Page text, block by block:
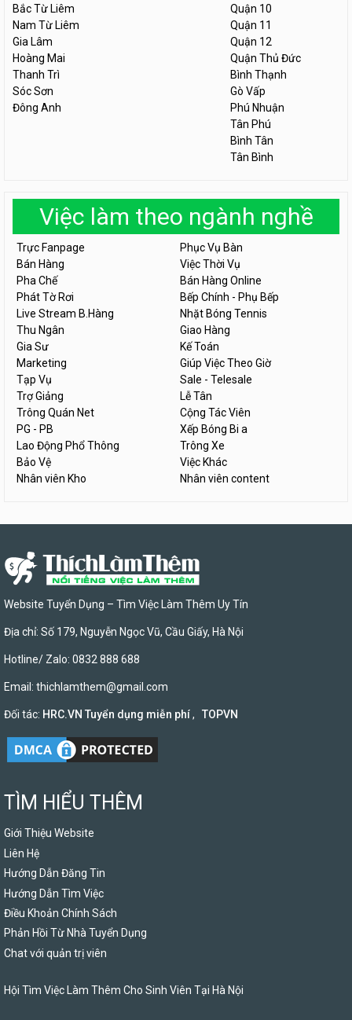
Bắc Từ Liêm
Nam Từ Liêm
Gia Lâm
Hoàng Mai
Thanh Trì
Sóc Sơn
Đông Anh
Quận 10
Quận 11
Quận 12
Quận Thủ Đức
Bình Thạnh
Gò Vấp
Phú Nhuận
Tân Phú
Bình Tân
Tân Bình
Việc làm theo ngành nghề
Trực Fanpage
Phục Vụ Bàn
Bán Hàng
Việc Thời Vụ
Pha Chế
Bán Hàng Online
Phát Tờ Rơi
Bếp Chính - Phụ Bếp
Live Stream B.Hàng
Nhặt Bóng Tennis
Thu Ngân
Giao Hàng
Gia Sư
Kế Toán
Marketing
Giúp Việc Theo Giờ
Tạp Vụ
Sale - Telesale
Trợ Giảng
Lễ Tân
Trông Quán Net
Cộng Tác Viên
PG - PB
Xếp Bóng Bi a
Lao Động Phổ Thông
Trông Xe
Bảo Vệ
Việc Khác
Nhân viên Kho
Nhân viên content
Website Tuyển Dụng – Tìm Việc Làm Thêm Uy Tín
Địa chỉ: Số 179, Nguyễn Ngọc Vũ, Cầu Giấy, Hà Nội
Hotline/ Zalo: 0832 888 688
Email: thichlamthem@gmail.com
Đối tác: HRC.VN Tuyển dụng miễn phí, TOPVN
TÌM HIỂU THÊM
Giới Thiệu Website
Liên Hệ
Hướng Dẫn Đăng Tin
Hướng Dẫn Tìm Việc
Điều Khoản Chính Sách
Phản Hồi Từ Nhà Tuyển Dụng
Chat với quản trị viên
Hội Tìm Việc Làm Thêm Cho Sinh Viên Tại Hà Nội